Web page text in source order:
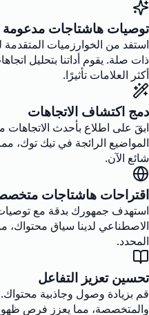
توصيات هاشتاجات مدعومة
استفد من الخوارزميات
ذات صلة. يقوم أداتنا بتحليل
أكثر العلامات تأثيرًا.
دمج اكتشاف الاتجاهات
ابقَ على اطلاع بأحدث الاتجاهات
المواضيع الرائجة في تيك توك،
شائع الآن.
اقتراحات هاشتاجات
استهدف جمهورك بدقة مع
الاصطناعي لدينا سياق
المحدد.
تحسين تعزيز التفاعل
قم بزيادة وصول وجاذبية محتواك.
والمتخصصة، مما يعزز فرص